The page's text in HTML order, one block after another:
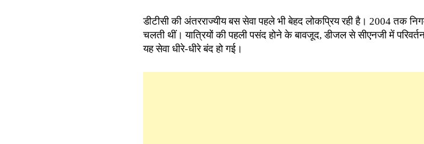
डीटीसी की अंतरराज्यीय बस सेवा पहले भी बेहद लोकप्रिय रही है। 2004 तक
चलती थीं। यात्रियों की पहली पसंद होने के बावजूद, डीजल से सीएनजी में
यह सेवा धीरे-धीरे बंद हो गई।